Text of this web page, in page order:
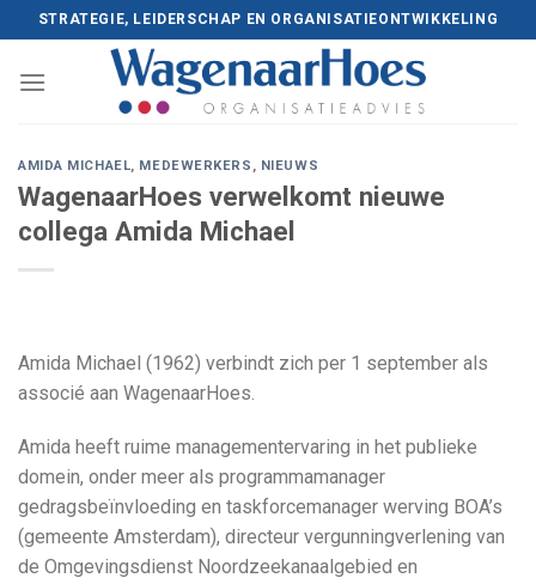
to
content
STRATEGIE, LEIDERSCHAP EN ORGANISATIEONTWIKKELING
AMIDA MICHAEL, MEDEWERKERS , NIEUWS
WagenaarHoes verwelkomt nieuwe
collega Amida Michael
Amida Michael (1962) verbindt zich per 1 september als
associé aan WagenaarHoes.
Amida heeft ruime managementervaring in het publieke
domein, onder meer als programmamanager
gedragsbeïnvloeding en taskforcemanager werving BOA’s
(gemeente Amsterdam), directeur vergunningverlening van
de Omgevingsdienst Noordzeekanaalgebied en